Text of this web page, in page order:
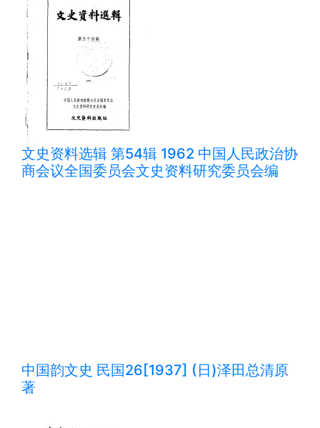
文史资料选辑 第54辑 1962 中国人民政治协
商会议全国委员会文史资料研究委员会编
中国韵文史 民国26[1937] (日)泽田总清原
著